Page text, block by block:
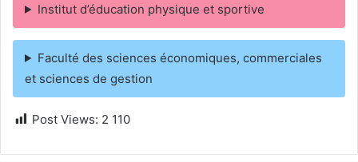
Institut d’éducation physique et sportive
Faculté des sciences économiques, commerciales
et sciences de gestion
Post Views: 2 110